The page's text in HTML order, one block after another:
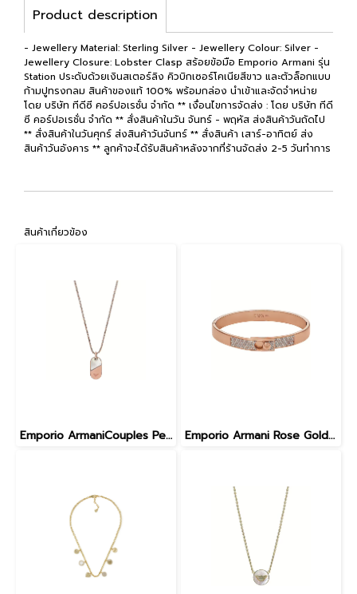
Product description
- Jewellery Material: Sterling Silver - Jewellery Colour: Silver -
Jewellery Closure: Lobster Clasp สร้อยข้อมือ Emporio Armani รุ่น
Station ประดับด้วยเงินสเตอร์ลิง คิวบิกเซอร์โคเนียสีขาว และตัวล็อกแบบ
ก้ามปูทรงกลม สินค้าของแท้ 100% พร้อมกล่อง นำเข้าและจัดจำหน่าย
โดย บริษัท ทีดีซี คอร์ปอเรชั่น จำกัด ** เงื่อนไขการจัดส่ง : โดย บริษัท ทีดี
ซี คอร์ปอเรชั่น จำกัด ** สั่งสินค้าในวัน จันทร์ - พฤหัส ส่งสินค้าวันถัดไป
** สั่งสินค้าในวันศุกร์ ส่งสินค้าวันจันทร์ ** สั่งสินค้า เสาร์-อาทิตย์ ส่ง
สินค้าวันอังคาร ** ลูกค้าจะได้รับสินค้าหลังจากที่ร้านจัดส่ง 2-5 วันทำการ
สินค้าเกี่ยวข้อง
Emporio ArmaniCouples Pendant EGS3139221 in Rose Gold Emporio Armani Rose Gold-Tone Stainless Steel with Crystals Setted Bangle Bracelet EGS3089221